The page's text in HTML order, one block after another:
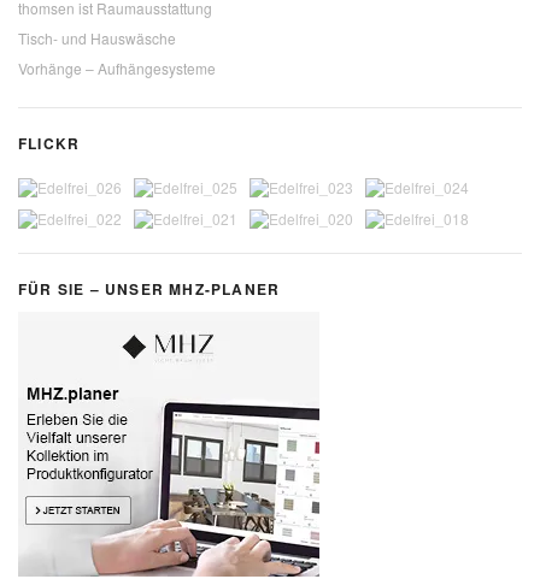
thomsen ist Raumausstattung
Tisch- und Hauswäsche
Vorhänge – Aufhängesysteme
FLICKR
FÜR SIE – UNSER MHZ-PLANER